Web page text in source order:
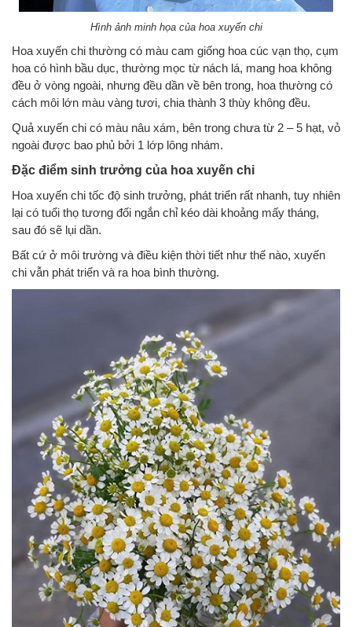
Hình ảnh minh họa của hoa xuyến chi
Hoa xuyến chi thường có màu cam giống hoa cúc vạn thọ, cụm
hoa có hình bầu dục, thường mọc từ nách lá, mang hoa không
đều ở vòng ngoài, nhưng đều dần về bên trong, hoa thường có
cách môi lớn màu vàng tươi, chia thành 3 thùy không đều.
Quả xuyến chi có màu nâu xám, bên trong chưa từ 2 – 5 hạt, vỏ
ngoài được bao phủ bởi 1 lớp lông nhám.
Đặc điểm sinh trưởng của hoa xuyến chi
Hoa xuyến chi tốc độ sinh trưởng, phát triển rất nhanh, tuy nhiên
lại có tuổi thọ tương đối ngắn chỉ kéo dài khoảng mấy tháng,
sau đó sẽ lụi dần.
Bất cứ ở môi trường và điều kiện thời tiết như thế nào, xuyến
chi vẫn phát triển và ra hoa bình thường.